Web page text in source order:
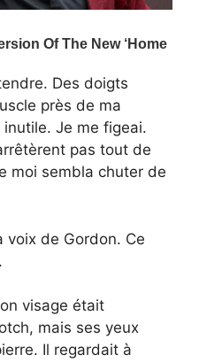
Des doigts
près de ma
Je me figeai.
pas tout de
moi sembla chuter de
voix de Gordon. Ce
visage était
mais ses yeux
Il regardait à